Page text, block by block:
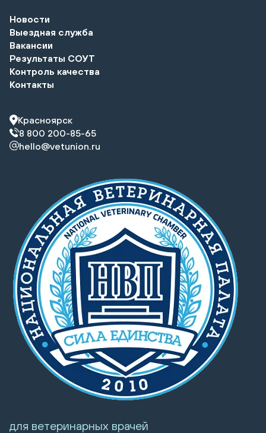
Новости
Выездная служба
Вакансии
Результаты СОУТ
Контроль качества
Контакты
Красноярск
8 800 200-85-65
hello@vetunion.ru
для ветеринарных врачей